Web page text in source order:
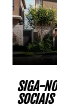
SIGA-
SOCIAIS